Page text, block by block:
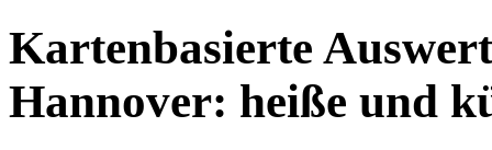
Kartenbasierte
Hannover: heiße und